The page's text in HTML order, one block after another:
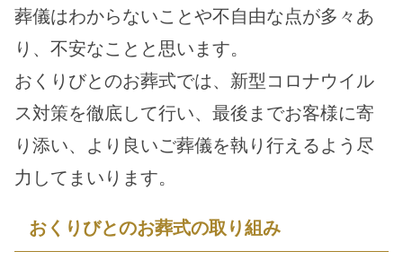
葬儀はわからないことや不自由な点が多々あ
り、不安なことと思います。
おくりびとのお葬式では、新型コロナウイル
ス対策を徹底して行い、最後までお客様に寄
り添い、より良いご葬儀を執り行えるよう尽
力してまいります。
おくりびとのお葬式の取り組み